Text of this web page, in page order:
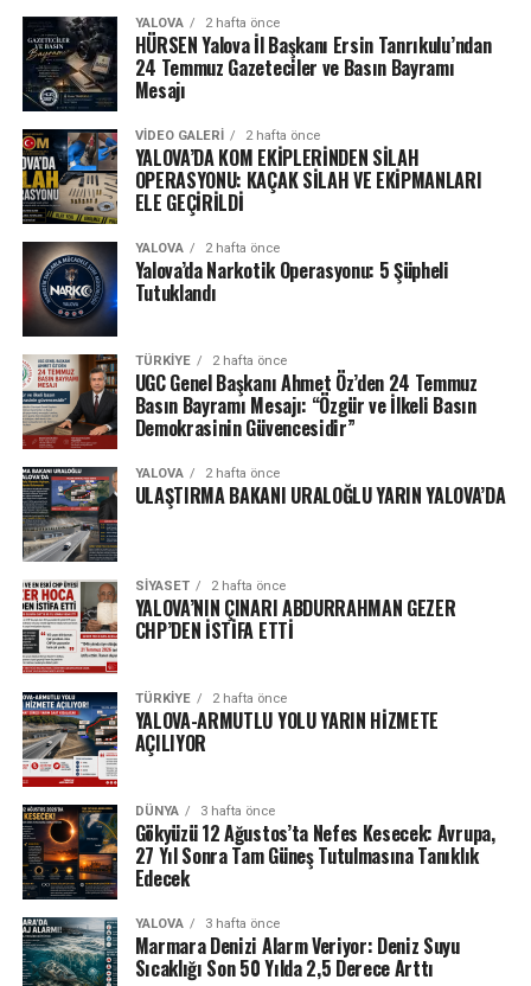
YALOVA 2 hafta önce
HÜRSEN Yalova İl Başkanı Ersin Tanrıkulu’ndan
24 Temmuz Gazeteciler ve Basın Bayramı
Mesajı
VIDEO GALERI 2 hafta önce
YALOVA’DA KOM EKİPLERİNDEN SİLAH
OPERASYONU: KAÇAK SİLAH VE EKİPMANLARI
ELE GEÇİRİLDİ
YALOVA 2 hafta önce
Yalova’da Narkotik Operasyonu: 5 Şüpheli
Tutuklandı
TÜRKIYE 2 hafta önce
UGC Genel Başkanı Ahmet Öz’den 24 Temmuz
Basın Bayramı Mesajı: “Özgür ve İlkeli Basın
Demokrasinin Güvencesidir”
YALOVA 2 hafta önce
ULAŞTIRMA BAKANI URALOĞLU YARIN YALOVA’DA
SIYASET 2 hafta önce
YALOVA’NIN ÇINARI ABDURRAHMAN GEZER
CHP’DEN İSTİFA ETTİ
TÜRKIYE 2 hafta önce
YALOVA-ARMUTLU YOLU YARIN HİZMETE
AÇILIYOR
DÜNYA 3 hafta önce
Gökyüzü 12 Ağustos’ta Nefes Kesecek: Avrupa,
27 Yıl Sonra Tam Güneş Tutulmasına Tanıklık
Edecek
YALOVA 3 hafta önce
Marmara Denizi Alarm Veriyor: Deniz Suyu
Sıcaklığı Son 50 Yılda 2,5 Derece Arttı